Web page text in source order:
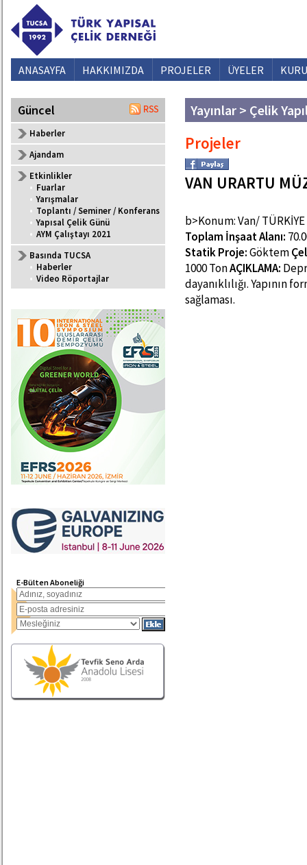
ANASAYFA HAKKIMIZDA PROJELER ÜYELER
Güncel
Haberler
Ajandam
Etkinlikler
• Fuarlar
• Yarışmalar
• Toplantı / Seminer / Konferans
• Yapısal Çelik Günü
• AYM Çalıştayı 2021
Basında TUCSA
• Haberler
• Video Röportajlar
E-Bülten Aboneliği
Yayınlar > Çelik
Projeler
VAN URARTU
b>Konum: Van/ TÜRKİYE
Toplam İnşaat Alanı:
Statik Proje:Göktem
1000 TonAÇIKLAMA:
dayanıklılığı. Yapının
sağlaması.